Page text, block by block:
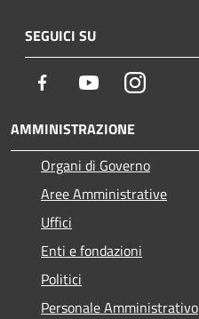
SEGUICI SU
Facebook YoutubeInstagram
AMMINISTRAZIONE
Organi di Governo
Aree Amministrative
Uffici
Enti e fondazioni
Politici
Personale Amministrativo